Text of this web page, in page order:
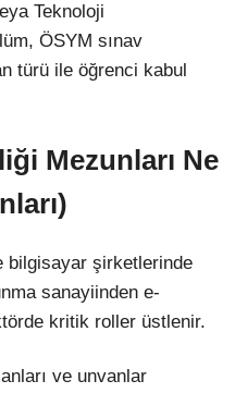
Teknoloji
ÖSYM sınav
türü ile öğrenci kabul
Mezunları Ne
bilgisayar şirketlerinde
sanayiinden e-
kritik roller üstlenir.
ve unvanlar